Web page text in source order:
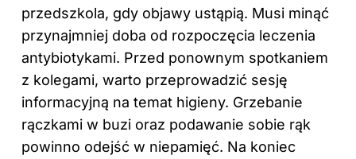
przedszkola, gdy objawy ustąpią. Musi minąć
przynajmniej doba od rozpoczęcia leczenia
antybiotykami. Przed ponownym spotkaniem
z kolegami, warto przeprowadzić sesję
informacyjną na temat higieny. Grzebanie
rączkami w buzi oraz podawanie sobie rąk
powinno odejść w niepamięć. Na koniec